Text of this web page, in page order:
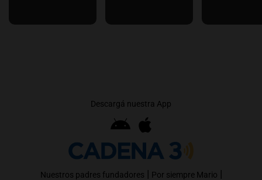
Descargá nuestra App
Nuestros padres fundadores | Por siempre Mario |